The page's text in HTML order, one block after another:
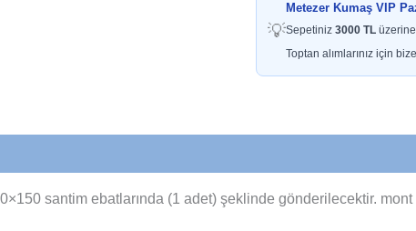
💡
Metezer Kumaş VIP
Sepetiniz 3000 TL üzerine
Toptan alımlarınız için
santim ebatlarında (1 adet) şeklinde gönderilecektir.